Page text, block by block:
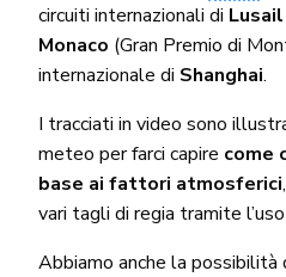
circuiti internazionali di Lusail
Monaco (Gran Premio di
internazionale di Shanghai.
I tracciati in video sono
meteo per farci capire come
base ai fattori atmosferici
vari tagli di regia tramite
Abbiamo anche la possibilità